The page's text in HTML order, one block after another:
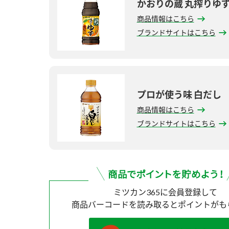
かおりの蔵 丸搾りゆ
商品情報はこちら
ブランドサイトはこちら
プロが使う味 白だし
商品情報はこちら
ブランドサイトはこちら
ミツカン365に会員登録して
商品バーコードを読み取ると ポイントがも